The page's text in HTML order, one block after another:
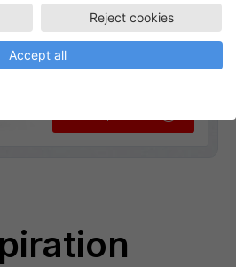
Reject cookies
Accept all